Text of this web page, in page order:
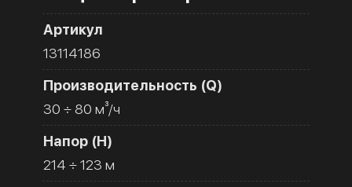
Артикул
13114186
Производительность (Q)
30 ÷ 80 м³/ч
Напор (H)
214 ÷ 123 м